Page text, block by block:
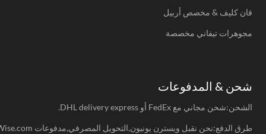
فان كليف & مخصص أربيل
مجوهرات تيفاني مخصصة
شحن & المدفوعات
الشحن:شحن مجاني مع FedEx أو DHL delivery express.
طرق الدفع:نحن نقبل ويسترن يونيون,التحويل المصرفي,مدفوعات Wise.com